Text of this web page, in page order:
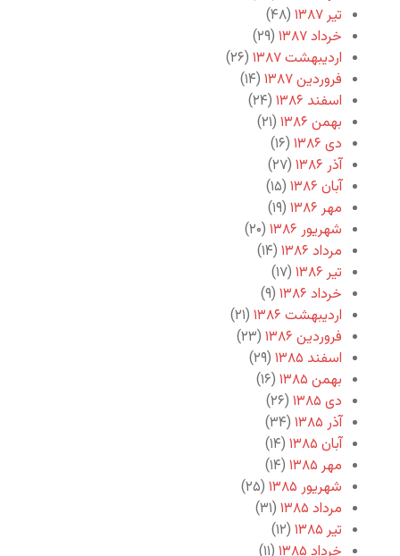
تیر ۱۳۸۷
(۴۸)
خرداد ۱۳۸۷
(۲۹)
اردیبهشت ۱۳۸۷
(۲۶)
فروردین ۱۳۸۷
(۱۴)
اسفند ۱۳۸۶
(۲۴)
بهمن ۱۳۸۶
(۲۱)
دی ۱۳۸۶
(۱۶)
آذر ۱۳۸۶
(۲۷)
آبان ۱۳۸۶
(۱۵)
مهر ۱۳۸۶
(۱۹)
شهریور ۱۳۸۶
(۲۰)
مرداد ۱۳۸۶
(۱۴)
تیر ۱۳۸۶
(۱۷)
خرداد ۱۳۸۶
(۹)
اردیبهشت ۱۳۸۶
(۲۱)
فروردین ۱۳۸۶
(۲۳)
اسفند ۱۳۸۵
(۲۹)
بهمن ۱۳۸۵
(۱۶)
دی ۱۳۸۵
(۲۶)
آذر ۱۳۸۵
(۳۴)
آبان ۱۳۸۵
(۱۴)
مهر ۱۳۸۵
(۱۴)
شهریور ۱۳۸۵
(۲۵)
مرداد ۱۳۸۵
(۳۱)
تیر ۱۳۸۵
(۱۲)